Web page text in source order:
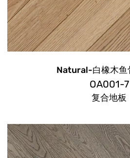
Natural-白橡木鱼
OA001-7
复合地板